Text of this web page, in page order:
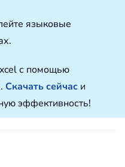
языковые
с помощью
Скачать сейчас и
эффективность!